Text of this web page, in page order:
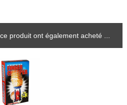
produit ont également acheté ...